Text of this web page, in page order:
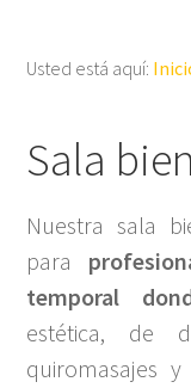
Usted está aquí:
Sala
Nuestra sala
para
temporal
estética, de
quiromasajes